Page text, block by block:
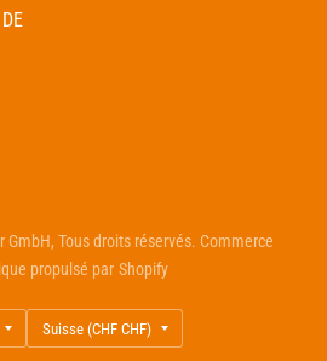
Tous droits réservés. Commerce
propulsé par Shopify
Mettre
à